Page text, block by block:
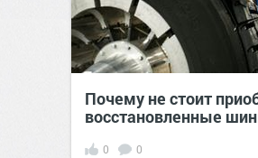
Почему не стоит
восстановленные
0 0